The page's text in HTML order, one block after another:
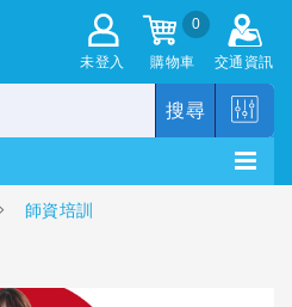
未登入
0
購物車 交通資訊
搜尋
師資培訓